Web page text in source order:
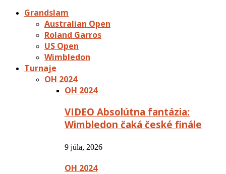
Grandslam
Australian Open
Roland Garros
US Open
Wimbledon
Turnaje
OH 2024
OH 2024
VIDEO Absolútna fantázia:
Wimbledon čaká české finále
9 júla, 2026
OH 2024